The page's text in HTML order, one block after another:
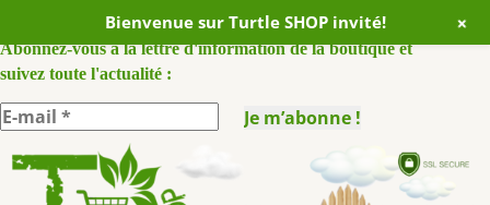
ABONNEZ VOUS A NOTRE NEWSLETTER :
Abonnez-vous à la lettre d'information de la boutique et
suivez toute l'actualité :
Skip
to
content
Bienvenue sur Turtle SHOP invité! +